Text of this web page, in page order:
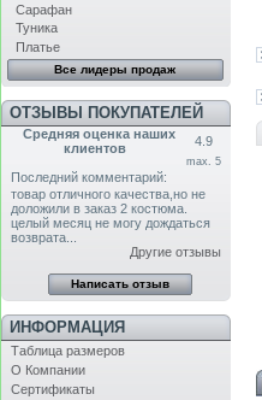
Сарафан
Туника
Платье
Все лидеры продаж
ОТЗЫВЫ ПОКУПАТЕЛЕЙ
Средняя оценка наших
клиентов
4.9
max. 5
Последний комментарий:
товар отличного качества,но не
доложили в заказ 2 костюма.
целый месяц не могу дождаться
возврата...
Другие отзывы
ИНФОРМАЦИЯ
Таблица размеров
О Компании
Сертификаты